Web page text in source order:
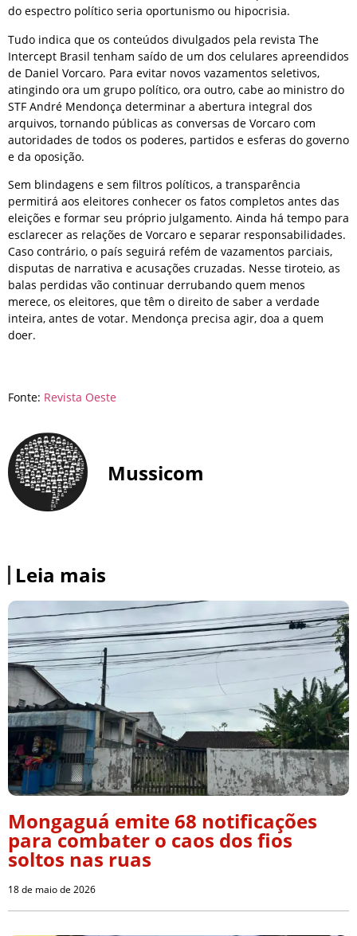
do espectro político seria oportunismo ou hipocrisia.
Tudo indica que os conteúdos divulgados pela revista The
Intercept Brasil tenham saído de um dos celulares apreendidos
de Daniel Vorcaro. Para evitar novos vazamentos seletivos,
atingindo ora um grupo político, ora outro, cabe ao ministro do
STF André Mendonça determinar a abertura integral dos
arquivos, tornando públicas as conversas de Vorcaro com
autoridades de todos os poderes, partidos e esferas do governo
e da oposição.
Sem blindagens e sem filtros políticos, a transparência
permitirá aos eleitores conhecer os fatos completos antes das
eleições e formar seu próprio julgamento. Ainda há tempo para
esclarecer as relações de Vorcaro e separar responsabilidades.
Caso contrário, o país seguirá refém de vazamentos parciais,
disputas de narrativa e acusações cruzadas. Nesse tiroteio, as
balas perdidas vão continuar derrubando quem menos
merece, os eleitores, que têm o direito de saber a verdade
inteira, antes de votar. Mendonça precisa agir, doa a quem
doer.
Fonte: Revista Oeste
Mussicom
Leia mais
Mongaguá emite 68 notificações
para combater o caos dos fios
soltos nas ruas
18 de maio de 2026